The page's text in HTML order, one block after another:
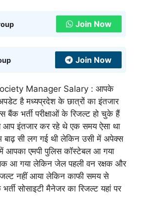
Join Now
Join Now
Manager Salary : आपके
अपडेट है मध्यप्रदेश के छात्रों का इंतजार
बैंक भर्ती परीक्षाओं के रिजल्ट हो चुके हैं
आप इंतजार कर रहे थे एक समय ऐसा था
बाढ़ सी लग गई थी लेकिन उसी में अपेक्स
में आपका एमपी पुलिस कॉस्टेबल आ गया
आ गया लेकिन जेल पहली वन रक्षक और
नहीं आया लेकिन काफी समय से
सोसाइटी मैनेजर का रिजल्ट यहां पर